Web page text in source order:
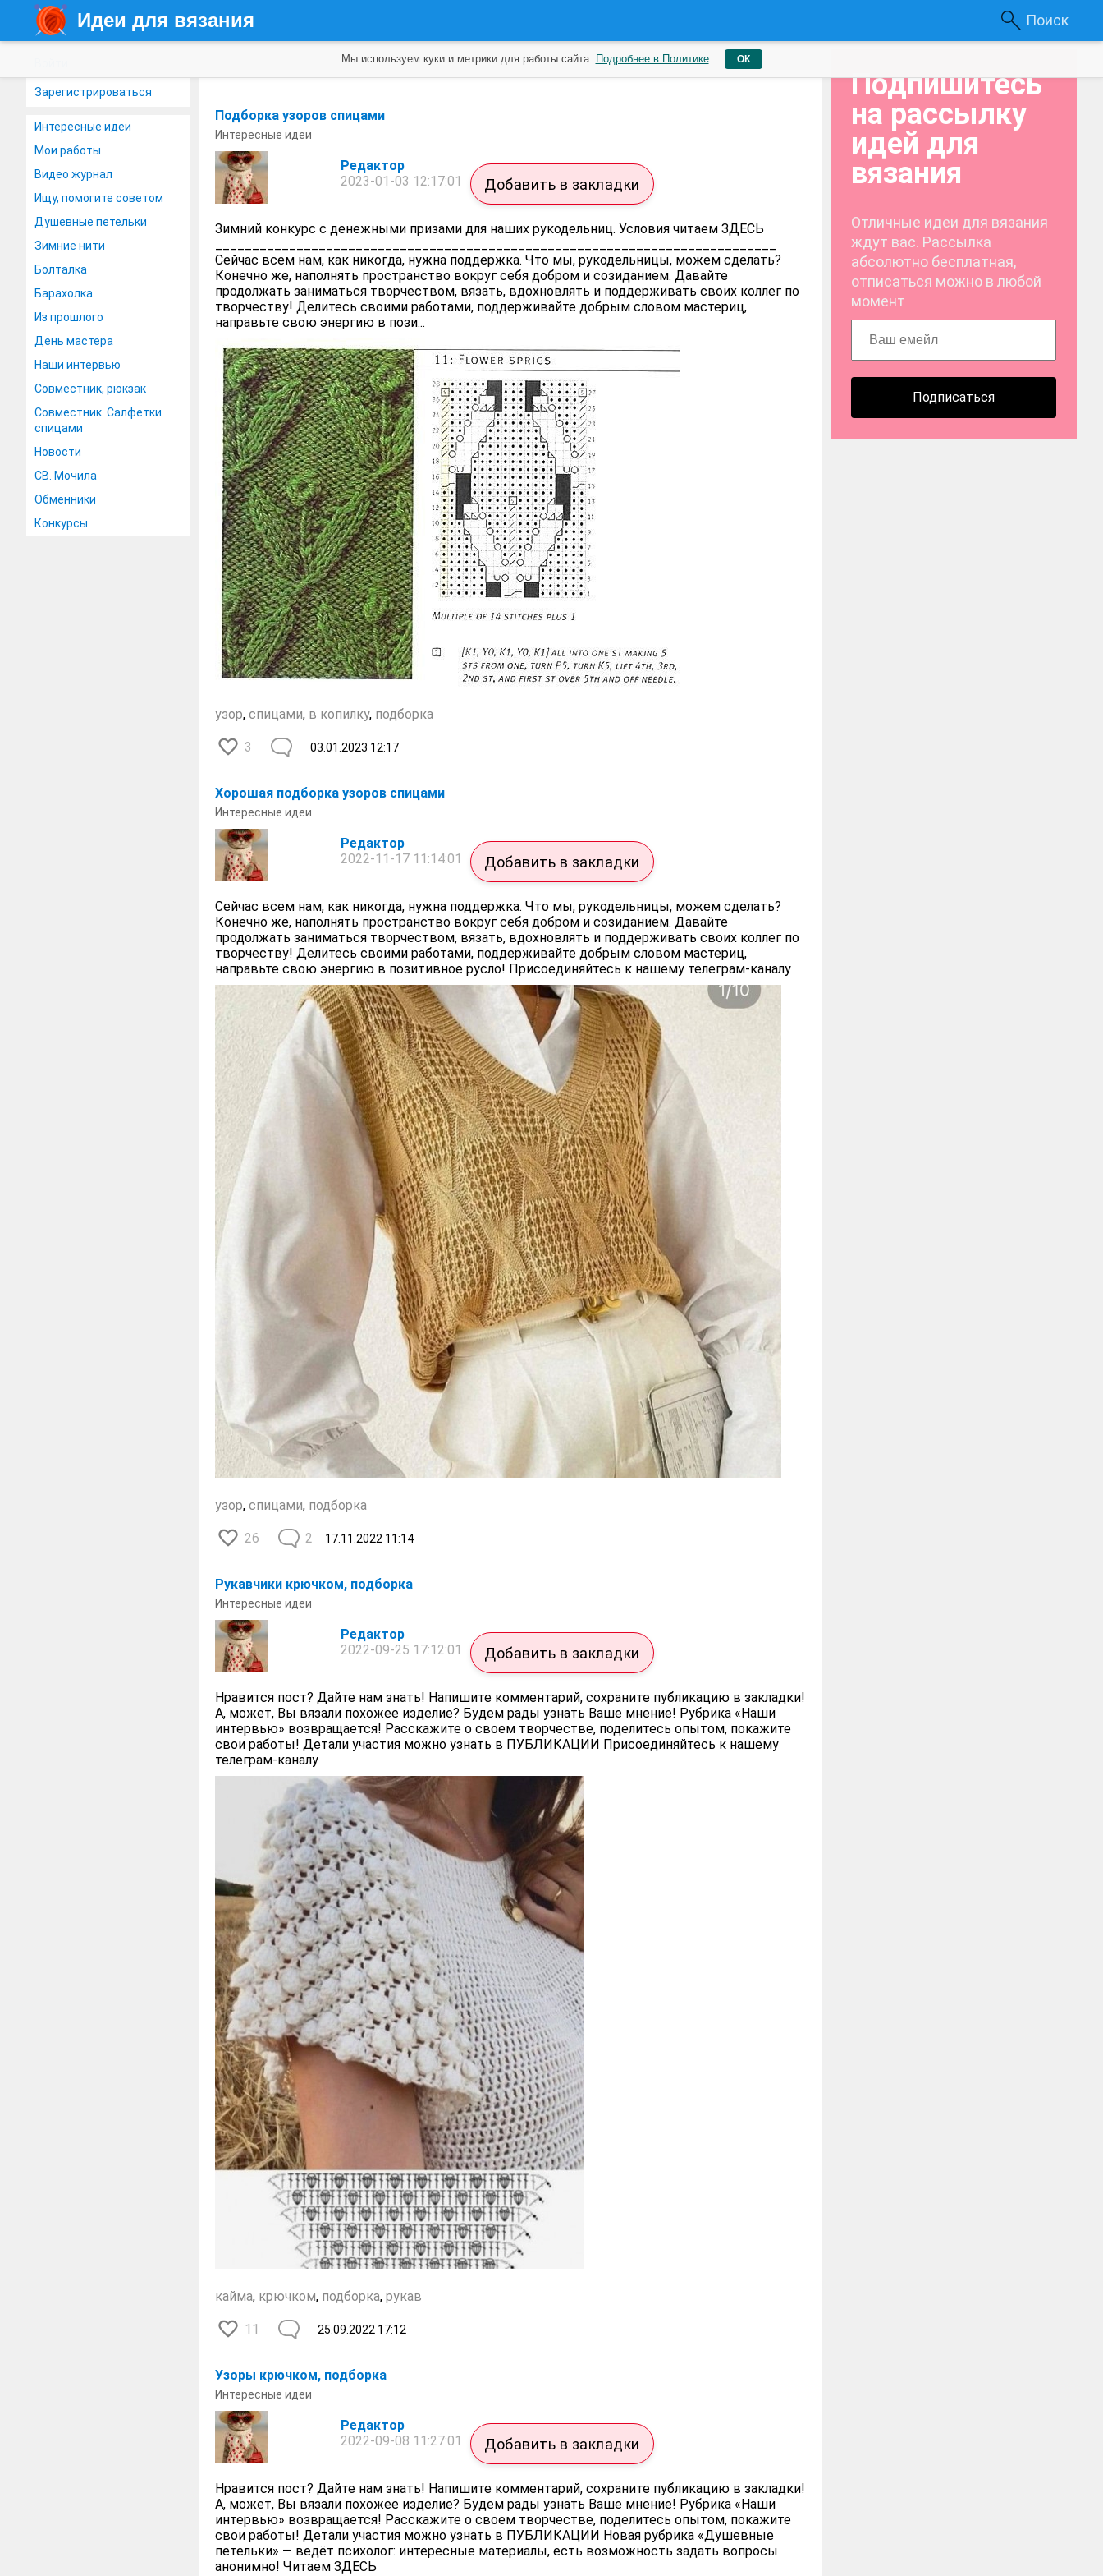
Идеи для вязания Поиск
Зарегистрироваться
Интересные идеи
Мои работы
Видео журнал
Ищу, помогите советом
Душевные петельки
Зимние нити
Болталка
Барахолка
Из прошлого
День мастера
Наши интервью
Совместник, рюкзак
Совместник. Салфетки
спицами
Новости
СВ. Мочила
Обменники
Конкурсы
Подборка узоров спицами
Интересные идеи
Редактор
2023-01-03 12:17:01
Добавить в закладки
Зимний конкурс с денежными призами для наших рукодельниц. Условия читаем ЗДЕСЬ
Сейчас всем нам, как никогда, нужна поддержка. Что мы, рукодельницы, можем сделать?
Конечно же, наполнять пространство вокруг себя добром и созиданием. Давайте
продолжать заниматься творчеством, вязать, вдохновлять и поддерживать своих коллег по
творчеству! Делитесь своими работами, поддерживайте добрым словом мастериц,
направьте свою энергию в пози...
узор, спицами, в копилку, подборка
3 03.01.2023 12:17
Хорошая подборка узоров спицами
Интересные идеи
Редактор
2022-11-17 11:14:01
Добавить в закладки
Сейчас всем нам, как никогда, нужна поддержка. Что мы, рукодельницы, можем сделать?
Конечно же, наполнять пространство вокруг себя добром и созиданием. Давайте
продолжать заниматься творчеством, вязать, вдохновлять и поддерживать своих коллег по
творчеству! Делитесь своими работами, поддерживайте добрым словом мастериц,
направьте свою энергию в позитивное русло! Присоединяйтесь к нашему телеграм-каналу
узор, спицами, подборка
26 17.11.2022 11:14
2
Рукавчики крючком, подборка
Интересные идеи
Редактор
2022-09-25 17:12:01
Добавить в закладки
Нравится пост? Дайте нам знать! Напишите комментарий, сохраните публикацию в закладки!
А, может, Вы вязали похожее изделие? Будем рады узнать Ваше мнение! Рубрика «Наши
интервью» возвращается! Расскажите о своем творчестве, поделитесь опытом, покажите
свои работы! Детали участия можно узнать в ПУБЛИКАЦИИ Присоединяйтесь к нашему
телеграм-каналу
кайма, крючком, подборка, рукав
11 25.09.2022 17:12
Узоры крючком, подборка
Интересные идеи
Редактор
2022-09-08 11:27:01
Добавить в закладки
Нравится пост? Дайте нам знать! Напишите комментарий, сохраните публикацию в закладки!
А, может, Вы вязали похожее изделие? Будем рады узнать Ваше мнение! Рубрика «Наши
интервью» возвращается! Расскажите о своем творчестве, поделитесь опытом, покажите
свои работы! Детали участия можно узнать в ПУБЛИКАЦИИ Новая рубрика «Душевные
петельки» — ведёт психолог: интересные материалы, есть возможность задать вопросы
анонимно! Читаем ЗДЕСЬ
Подпишитесь
на рассылку
идей для
вязания
Отличные идеи для вязания
ждут вас. Рассылка
абсолютно бесплатная,
отписаться можно в любой
момент
Подписаться
Мы используем куки и метрики для работы сайта. Подробнее в Политике. ОК